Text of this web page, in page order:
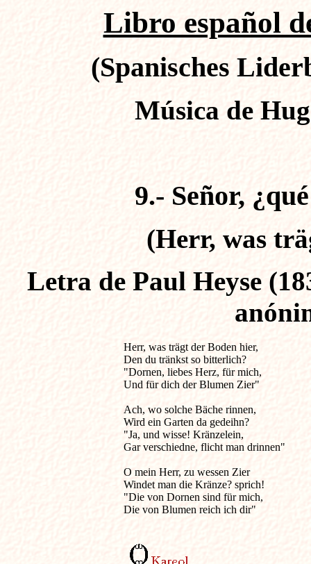
Libro español
(Spanisches
Música de
9.- Señor,
(Herr, was
Letra de Paul Heyse
Herr, was trägt der Boden
Den du tränkst so bitterlich?
"Dornen, liebes Herz, für mich,
Und für dich der Blumen Zier"
Ach, wo solche Bäche rinnen,
Wird ein Garten da gedeihn?
"Ja, und wisse! Kränzelein,
Gar verschiedne, flicht man drinnen"
O mein Herr, zu wessen Zier
Windet man die Kränze? sprich!
"Die von Dornen sind für mich,
Die von Blumen reich ich dir"